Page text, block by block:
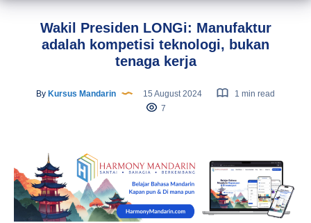
Wakil Presiden LONGi: Manufaktur
adalah kompetisi teknologi, bukan
tenaga kerja
By Kursus Mandarin 15 August 2024
1 min read
7